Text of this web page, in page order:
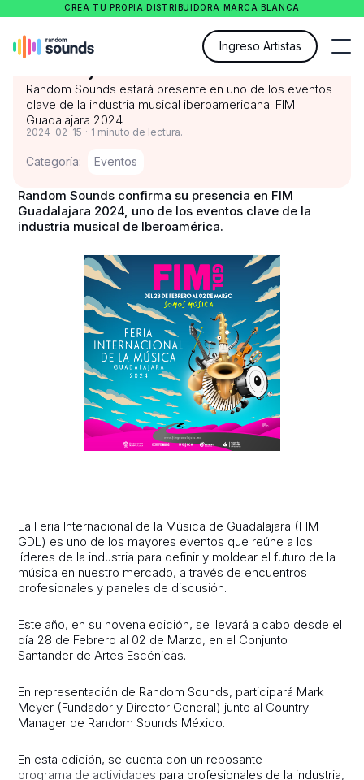
CREA TU PROPIA DISTRIBUIDORA MARCA BLANCA
Ingreso Artistas
Random Sounds presente en FIM
Guadalajara 2024
Random Sounds estará presente en uno de los eventos
clave de la industria musical iberoamericana: FIM
Guadalajara 2024.
2024-02-15 · 1 minuto de lectura.
Categoría: Eventos
Random Sounds confirma su presencia en FIM
Guadalajara 2024, uno de los eventos clave de la
industria musical de Iberoamérica.
La Feria Internacional de la Música de Guadalajara (FIM
GDL) es uno de los mayores eventos que reúne a los
líderes de la industria para definir y moldear el futuro de la
música en nuestro mercado, a través de encuentros
profesionales y paneles de discusión.
Este año, en su novena edición, se llevará a cabo desde el
día 28 de Febrero al 02 de Marzo, en el Conjunto
Santander de Artes Escénicas.
En representación de Random Sounds, participará Mark
Meyer (Fundador y Director General) junto al Country
Manager de Random Sounds México.
En esta edición, se cuenta con un rebosante
programa de actividades para profesionales de la industria,